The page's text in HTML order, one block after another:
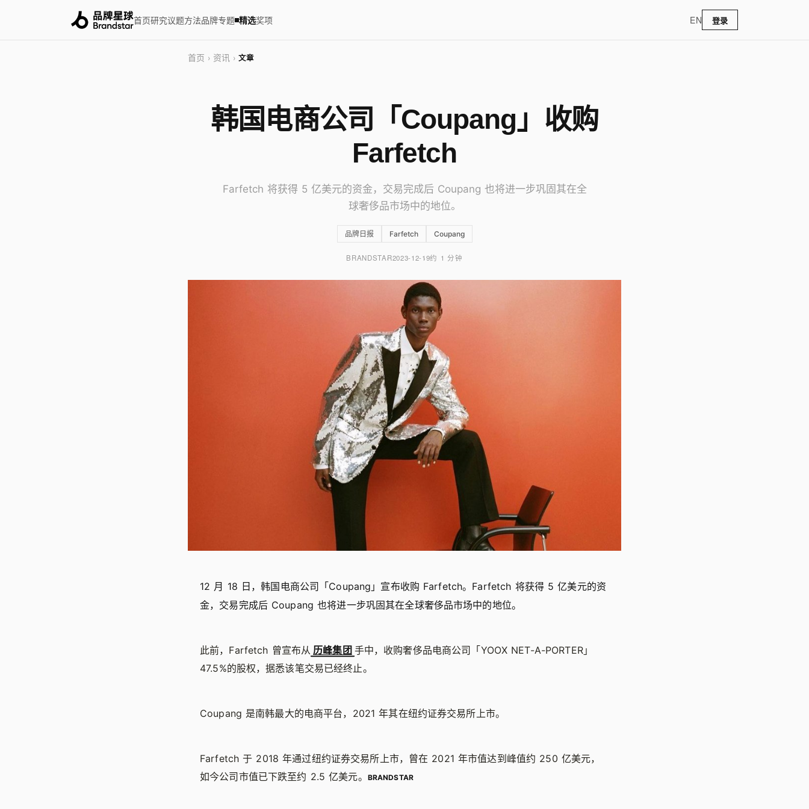
首页研究议题方法品牌专题 精选奖项 EN 登录
首页 › 资讯 › 文章
韩国电商公司「Coupang」收购
Farfetch
Farfetch 将获得 5 亿美元的资金，交易完成后 Coupang 也将进一步巩固其在全
球奢侈品市场中的地位。
品牌日报 Farfetch Coupang
BRANDSTAR2023-12-19约 1 分钟
12 月 18 日，韩国电商公司「Coupang」宣布收购 Farfetch。Farfetch 将获得 5 亿美元的资
金，交易完成后 Coupang 也将进一步巩固其在全球奢侈品市场中的地位。
此前，Farfetch 曾宣布从 历峰集团 手中，收购奢侈品电商公司「YOOX NET-A-PORTER」
47.5%的股权，据悉该笔交易已经终止。
Coupang 是南韩最大的电商平台，2021 年其在纽约证券交易所上市。
Farfetch 于 2018 年通过纽约证券交易所上市，曾在 2021 年市值达到峰值约 250 亿美元，
如今公司市值已下跌至约 2.5 亿美元。
BRANDSTAR